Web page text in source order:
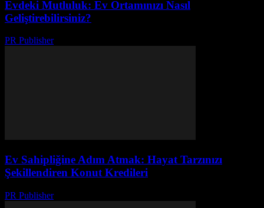
Evdeki Mutluluk: Ev Ortamınızı Nasıl
Geliştirebilirsiniz?
PR Publisher-
Ev Sahipliğine Adım Atmak: Hayat Tarzınızı
Şekillendiren Konut Kredileri
PR Publisher-